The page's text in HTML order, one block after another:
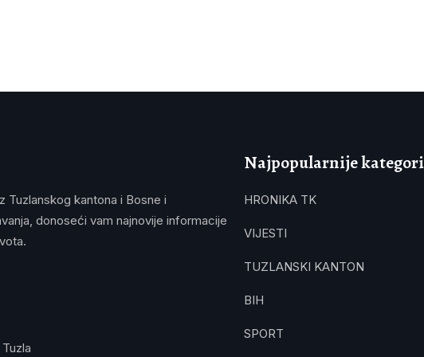
Tuzlanskog kantona i Bosne i
donoseći vam najnovije informacije
Najpopularnije
HRONIKA TK
VIJESTI
TUZLANSKI KANTON
BIH
SPORT